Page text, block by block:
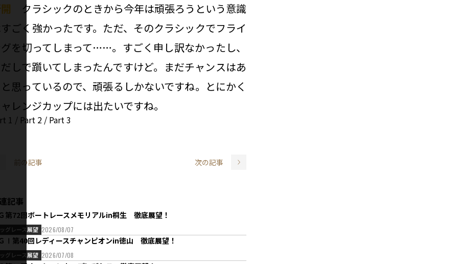
クラシックのときから今年は頑張ろうという意識
ごく強かったです。ただ、そのクラシックでフライ
を切ってしまって……。すごく申し訳なかったし、
しで躓いてしまったんですけど。まだチャンスはあ
思っているので、頑張るしかないですね。とにかく
レンジカップには出たいですね。
1 / Part 2 / Part 3
前の記事 次の記事
記事
第72回ボートレースメモリアルin桐生 徹底展望！
グレース展望 2026/08/07
Ⅰ第40回レディースチャンピオンin徳山 徹底展望！
グレース展望 2026/07/08